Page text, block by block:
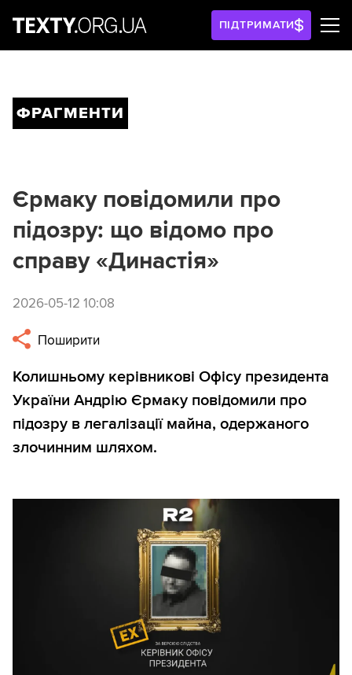
ПІДТРИМАТИ
ФРАГМЕНТИ
Єрмаку повідомили про
підозру: що відомо про
справу «Династія»
2026-05-12 10:08
Поширити
Колишньому керівникові Офісу президента
України Андрію Єрмаку повідомили про
підозру в легалізації майна, одержаного
злочинним шляхом.